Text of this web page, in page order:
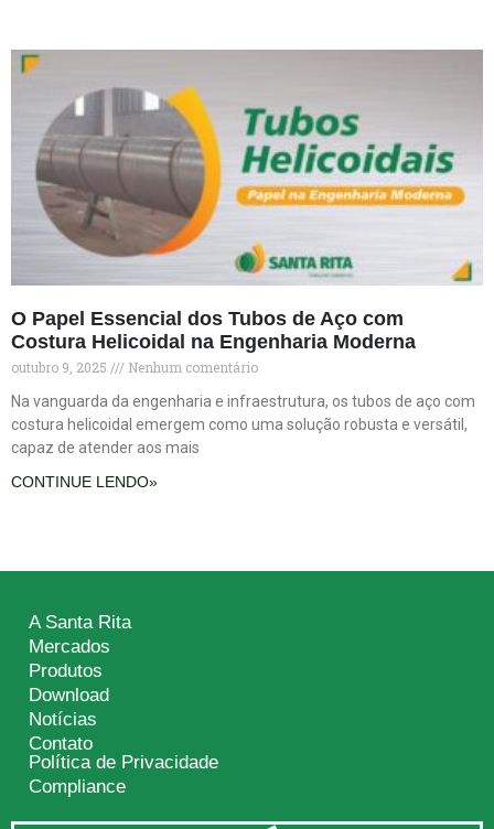
O Papel Essencial dos Tubos de Aço com
Costura Helicoidal na Engenharia Moderna
outubro 9, 2025
Nenhum comentário
Na vanguarda da engenharia e infraestrutura, os tubos de aço com
costura helicoidal emergem como uma solução robusta e versátil,
capaz de atender aos mais
CONTINUE LENDO»
A Santa Rita
Mercados
Produtos
Download
Notícias
Contato
Política de Privacidade
Compliance